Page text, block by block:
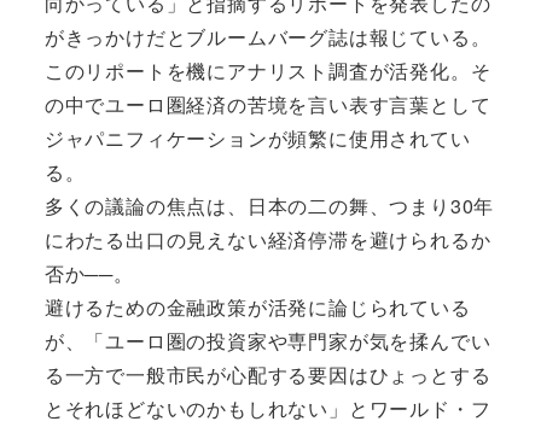
がきっかけだとブルームバーグ誌は報じている。
このリポートを機にアナリスト調査が活発化。そ
の中でユーロ圏経済の苦境を言い表す言葉として
ジャパニフィケーションが頻繁に使用されてい
る。
多くの議論の焦点は、日本の二の舞、つまり30年
にわたる出口の見えない経済停滞を避けられるか
否か──。
避けるための金融政策が活発に論じられている
が、「ユーロ圏の投資家や専門家が気を揉んでい
る一方で一般市民が心配する要因はひょっとする
とそれほどないのかもしれない」とワールド・フ